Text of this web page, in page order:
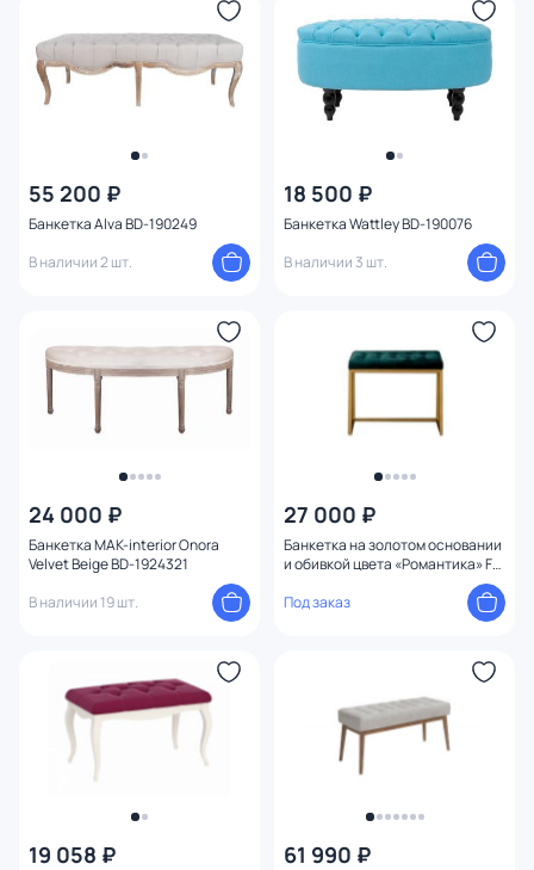
55 200 ₽
Банкетка Alva BD-190249
В наличии 2 шт.
18 500 ₽
Банкетка Wattley BD-190076
В наличии 3 шт.
24 000 ₽
Банкетка MAK-interior Onora
Velvet Beige BD-1924321
В наличии 19 шт.
27 000 ₽
Банкетка на золотом основании
и обивкой цвета «Романтика» For
Под заказ
19 058 ₽ 61 990 ₽